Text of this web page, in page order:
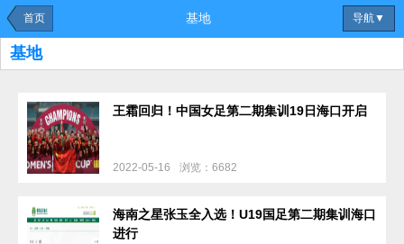
首页 导航▼
基地
基地
王霜回归！中国女足第二期集训19日海口开启
2022-05-16 浏览：6682
海南之星张玉全入选！U19国足第二期集训海口
进行